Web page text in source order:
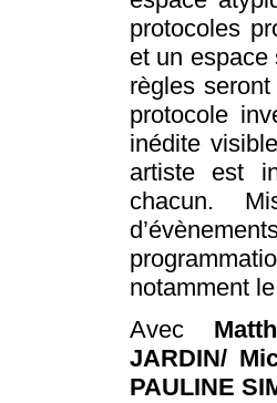
protocoles
et un espace
règles
protocole
inédite
artiste est
chacun.
notamment
Avec
JARDIN/
PAULINE